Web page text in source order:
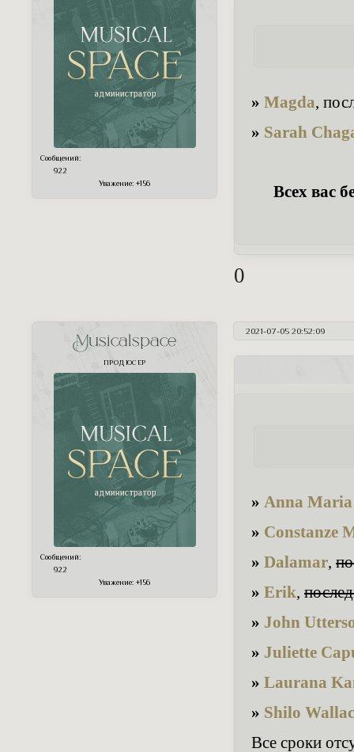
Сообщений:
922
Уважение: +156
» Magda,
» Sarah
Всех вас
0
2021-07-05 20:52:09
Musicalspace
ПРОДЮСЕР
Сообщений:
922
Уважение: +156
» Anna
» Constanze
» Dalamar
» Erik
» John
» Juliette
» Laurana
» Shilo
Все сроки